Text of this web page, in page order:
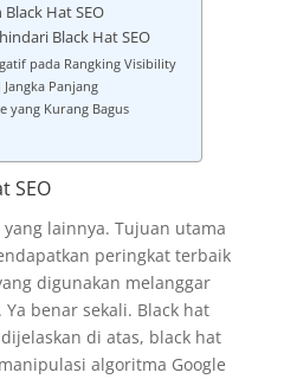
Hat SEO
Black Hat SEO
pada Rangking Visibility
Panjang
yang Kurang Bagus
SEO
yang lainnya. Tujuan utama
peringkat terbaik
digunakan melanggar
benar sekali. Black hat
di atas, black hat
algoritma Google